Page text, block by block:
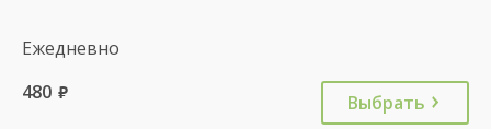
Ежедневно
480 руб. Выбрать